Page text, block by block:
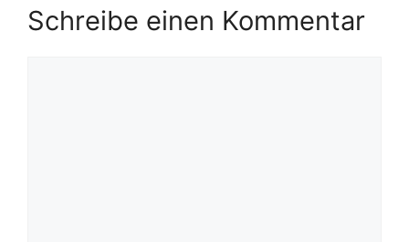
Schreibe einen Kommentar